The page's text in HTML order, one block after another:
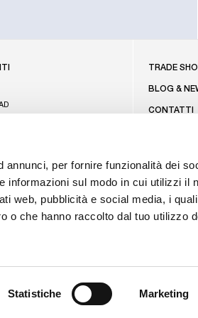
per fornire funzionalità dei
informazioni sul modo in cui utilizzi il
web, pubblicità e social media, i
o che hanno raccolto dal tuo utilizzo
Statistiche Marketing
TRADE
BLOG &
CONTATTI